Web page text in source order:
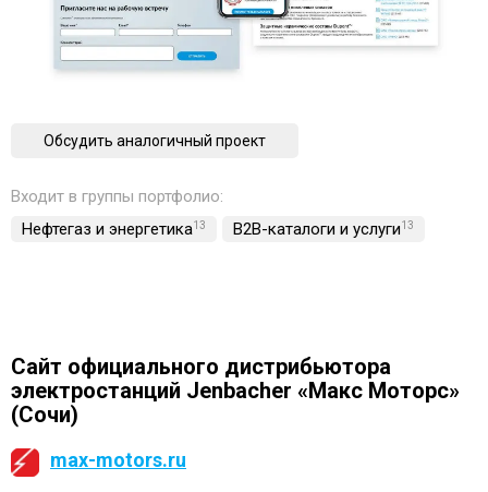
Обсудить аналогичный проект
Входит в группы портфолио:
Нефтегаз и энергетика13 B2B-каталоги и услуги13
Сайт официального дистрибьютора
электростанций Jenbacher «Макс Моторс»
(Сочи)
max-motors.ru